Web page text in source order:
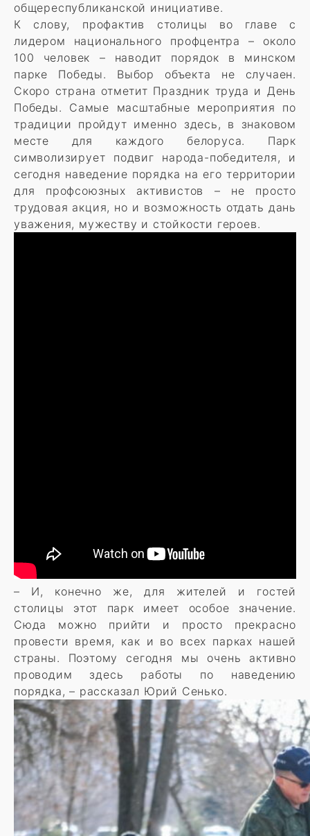
общереспубликанской инициативе.
К слову, профактив столицы во главе с
лидером национального профцентра – около
100 человек – наводит порядок в минском
парке Победы. Выбор объекта не случаен.
Скоро страна отметит Праздник труда и День
Победы. Самые масштабные мероприятия по
традиции пройдут именно здесь, в знаковом
месте для каждого белоруса. Парк
символизирует подвиг народа-победителя, и
сегодня наведение порядка на его территории
для профсоюзных активистов – не просто
трудовая акция, но и возможность отдать дань
уважения, мужеству и стойкости героев.
– И, конечно же, для жителей и гостей
столицы этот парк имеет особое значение.
Сюда можно прийти и просто прекрасно
провести время, как и во всех парках нашей
страны. Поэтому сегодня мы очень активно
проводим здесь работы по наведению
порядка, – рассказал Юрий Сенько.